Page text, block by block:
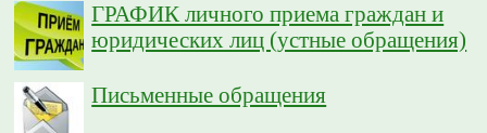
ГРАФИК личного приема граждан и
юридических лиц (устные обращения)
Письменные обращения